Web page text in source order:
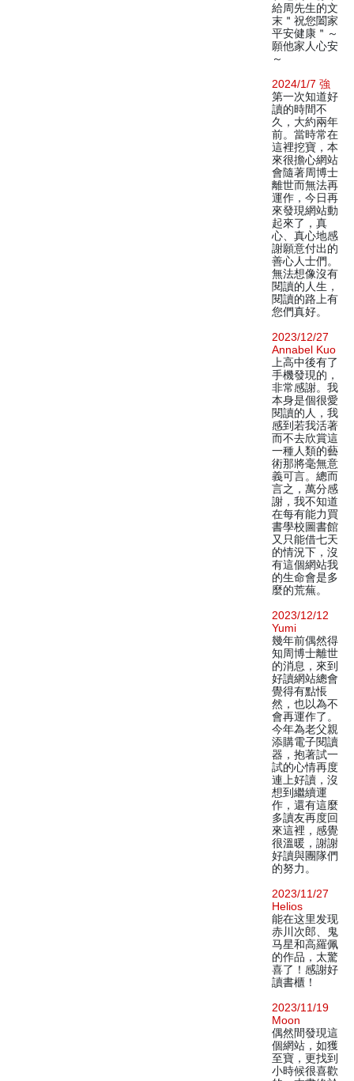
給周先生的文
末＂祝您闔家
平安健康＂～
願他家人心安
～
2024/1/7 強
第一次知道好
讀的時間不
久，大約兩年
前。當時常在
這裡挖寶，本
來很擔心網站
會隨著周博士
離世而無法再
運作，今日再
來發現網站動
起來了，真
心、真心地感
謝願意付出的
善心人士們。
無法想像沒有
閱讀的人生，
閱讀的路上有
您們真好。
2023/12/27
Annabel Kuo
上高中後有了
手機發現的，
非常感謝。我
本身是個很愛
閱讀的人，我
感到若我活著
而不去欣賞這
一種人類的藝
術那將毫無意
義可言。總而
言之，萬分感
謝，我不知道
在每有能力買
書學校圖書館
又只能借七天
的情況下，沒
有這個網站我
的生命會是多
麼的荒蕪。
2023/12/12
Yumi
幾年前偶然得
知周博士離世
的消息，來到
好讀網站總會
覺得有點悵
然，也以為不
會再運作了。
今年為老父親
添購電子閱讀
器，抱著試一
試的心情再度
連上好讀，沒
想到繼續運
作，還有這麼
多讀友再度回
來這裡，感覺
很溫暖，謝謝
好讀與團隊們
的努力。
2023/11/27
Helios
能在这里发现
赤川次郎、鬼
马星和高羅佩
的作品，太驚
喜了！感謝好
讀書櫃！
2023/11/19
Moon
偶然間發現這
個網站，如獲
至寶，更找到
小時候很喜歡